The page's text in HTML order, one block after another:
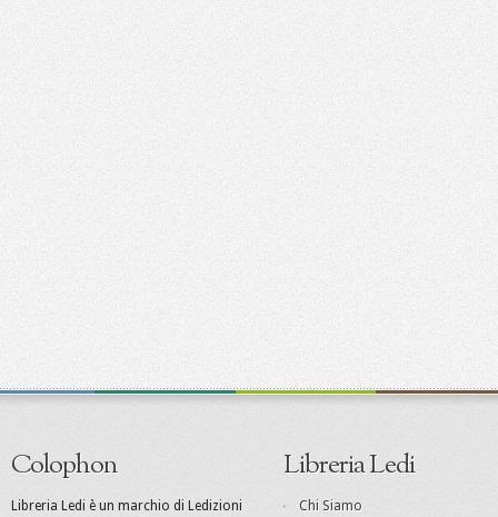
Colophon
Libreria Ledi è un marchio di Ledizioni
Libreria Ledi
Chi Siamo